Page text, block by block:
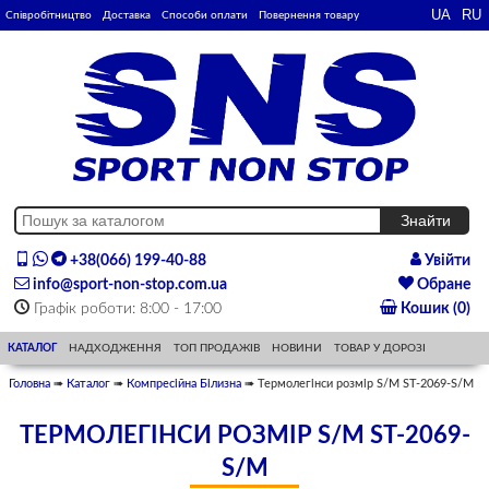
Співробітництво Доставка Способи оплати Повернення товару
+38(066) 199-40-88
info@sport-non-stop.com.ua
Графік роботи: 8:00 - 17:00
Увійти
Обране
Кошик (0)
КАТАЛОГ НАДХОДЖЕННЯ ТОП ПРОДАЖІВ НОВИНИ ТОВАР У ДОРОЗІ
Головна ➠ Каталог ➠ Компресійна Білизна ➠ Термолегінси розмір S/M ST-2069-S/M
ТЕРМОЛЕГІНСИ РОЗМІР S/M ST-2069-
S/M